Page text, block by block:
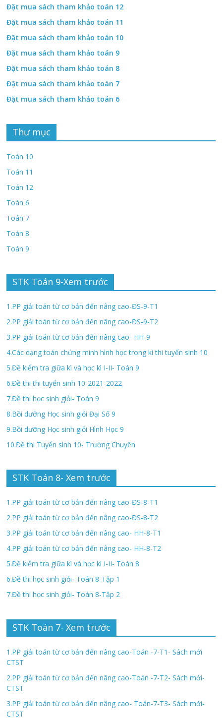
Đặt mua sách tham khảo toán 12
Đặt mua sách tham khảo toán 11
Đặt mua sách tham khảo toán 10
Đặt mua sách tham khảo toán 9
Đặt mua sách tham khảo toán 8
Đặt mua sách tham khảo toán 7
Đặt mua sách tham khảo toán 6
Thư mục
Toán 10
Toán 11
Toán 12
Toán 6
Toán 7
Toán 8
Toán 9
STK Toán 9-Xem trước
1.PP giải toán từ cơ bản đến nâng cao-ĐS-9-T1
2.PP giải toán từ cơ bản đến nâng cao-ĐS-9-T2
3.PP giải toán từ cơ bản đến nâng cao- HH-9
4.Các dạng toán chứng minh hình học trong kì thi tuyển sinh 10
5.Đề kiểm tra giữa kì và học kì I-II- Toán 9
6.Đề thi thi tuyển sinh 10-2021-2022
7.Đề thi học sinh giỏi- Toán 9
8.Bồi dưỡng Học sinh giỏi Đại Số 9
9.Bồi dưỡng Học sinh giỏi Hình Học 9
10.Đề thi Tuyển sinh 10- Trường Chuyên
STK Toán 8- Xem trước
1.PP giải toán từ cơ bản đến nâng cao-ĐS-8-T1
2.PP giải toán từ cơ bản đến nâng cao-ĐS-8-T2
3.PP giải toán từ cơ bản đến nâng cao- HH-8-T1
4.PP giải toán từ cơ bản đến nâng cao- HH-8-T2
5.Đề kiểm tra giữa kì và học kì I-II- Toán 8
6.Đề thi học sinh giỏi- Toán 8-Tập 1
7.Đề thi học sinh giỏi- Toán 8-Tập 2
STK Toán 7- Xem trước
1.PP giải toán từ cơ bản đến nâng cao-Toán -7-T1- Sách mới
CTST
2.PP giải toán từ cơ bản đến nâng cao-Toán -7-T2- Sách mới-
CTST
3.PP giải toán từ cơ bản đến nâng cao- Toán-7-T3- Sách mới-
CTST